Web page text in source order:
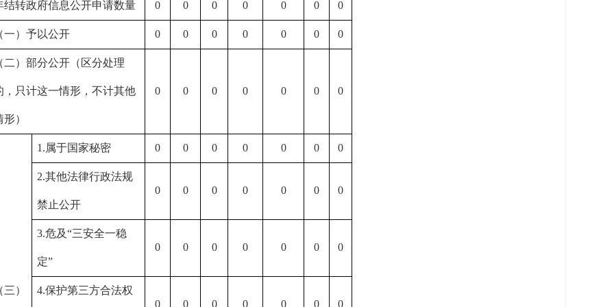
结转政府信息公开申请数量 0 0 0 0 0 0 0
一）予以公开 0 0 0 0 0 0 0
二）部分公开（区分处理
，只计这一情形，不计其他
形）
0 0 0 0 0 0 0
三）
1.属于国家秘密 0 0 0 0 0 0 0
2.其他法律行政法规
禁止公开
0 0 0 0 0 0 0
3.危及“三安全一稳
定”
0 0 0 0 0 0 0
4.保护第三方合法权
0
0 0 0 0 0 0